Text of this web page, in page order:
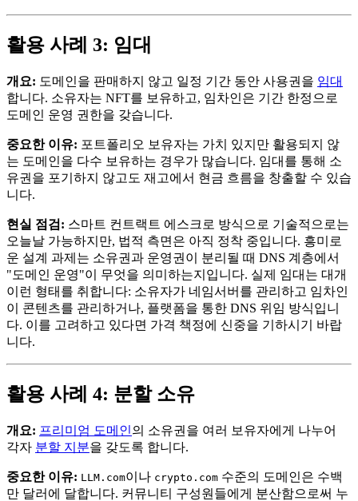
활용 사례 3: 임대
개요: 도메인을 판매하지 않고 일정 기간 동안 사용권을 임대
합니다. 소유자는 NFT를 보유하고, 임차인은 기간 한정으로
도메인 운영 권한을 갖습니다.
중요한 이유: 포트폴리오 보유자는 가치 있지만 활용되지 않
는 도메인을 다수 보유하는 경우가 많습니다. 임대를 통해 소
유권을 포기하지 않고도 재고에서 현금 흐름을 창출할 수 있습
니다.
현실 점검: 스마트 컨트랙트 에스크로 방식으로 기술적으로는
오늘날 가능하지만, 법적 측면은 아직 정착 중입니다. 흥미로
운 설계 과제는 소유권과 운영권이 분리될 때 DNS 계층에서
"도메인 운영"이 무엇을 의미하는지입니다. 실제 임대는 대개
이런 형태를 취합니다: 소유자가 네임서버를 관리하고 임차인
이 콘텐츠를 관리하거나, 플랫폼을 통한 DNS 위임 방식입니
다. 이를 고려하고 있다면 가격 책정에 신중을 기하시기 바랍
니다.
활용 사례 4: 분할 소유
개요: 프리미엄 도메인의 소유권을 여러 보유자에게 나누어
각자 분할 지분을 갖도록 합니다.
중요한 이유: LLM.com이나 crypto.com 수준의 도메인은 수백
만 달러에 달합니다. 커뮤니티 구성원들에게 분산함으로써 누